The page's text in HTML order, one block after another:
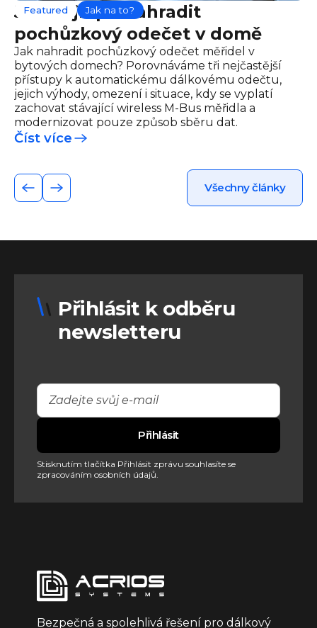
Featured Jak na to?
Jak nejlépe nahradit
pochůzkový odečet v domě
Jak nahradit pochůzkový odečet měřidel v
bytových domech? Porovnáváme tři nejčastější
přístupy k automatickému dálkovému odečtu,
jejich výhody, omezení i situace, kdy se vyplatí
zachovat stávající wireless M-Bus měřidla a
modernizovat pouze způsob sběru dat.
Číst více
Všechny články
Přihlásit k odběru
newsletteru
Stisknutím tlačítka Přihlásit zprávu souhlasíte se
zpracováním osobních údajů.
Bezpečná a spolehlivá řešení pro dálkový